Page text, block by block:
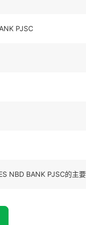
PJSC
NBD BANK PJSC的主